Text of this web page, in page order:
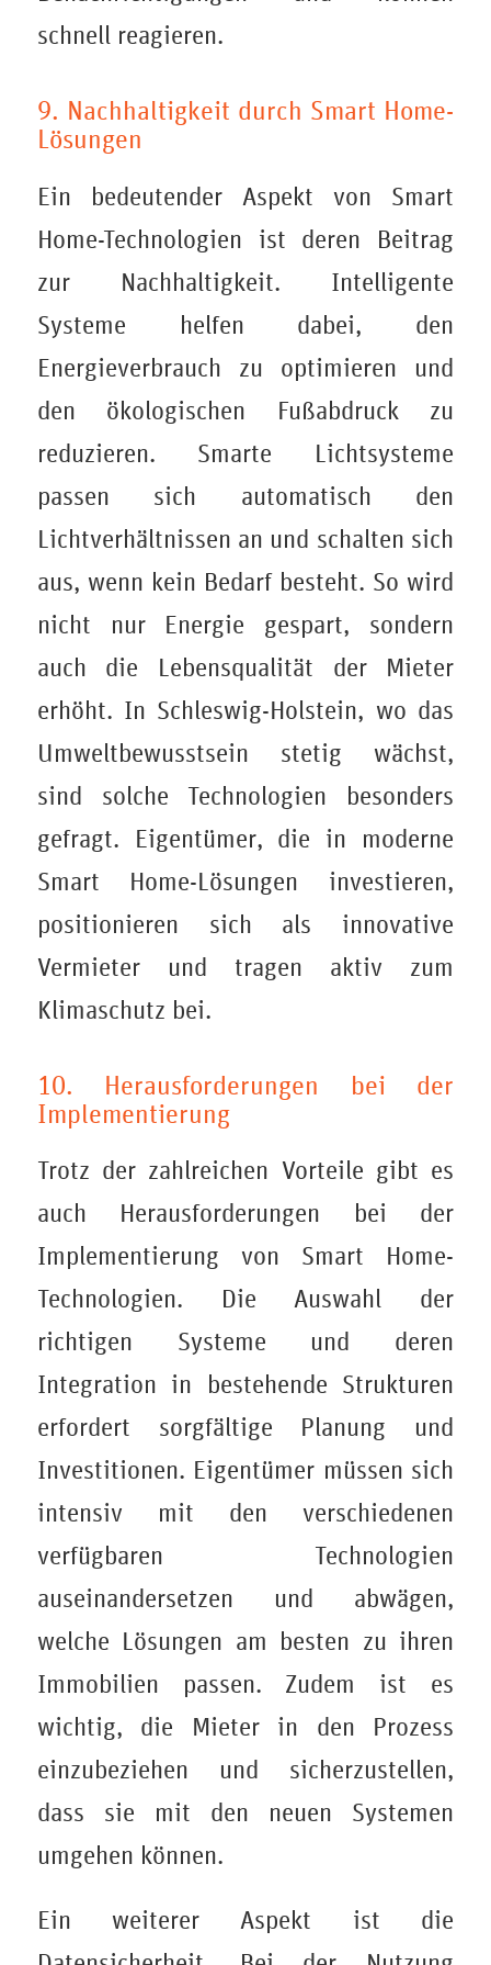
schnell reagieren.
9. Nachhaltigkeit durch Smart Home-
Lösungen
Ein bedeutender Aspekt von Smart
Home-Technologien ist deren Beitrag
zur Nachhaltigkeit. Intelligente
Systeme helfen dabei, den
Energieverbrauch zu optimieren und
den ökologischen Fußabdruck zu
reduzieren. Smarte Lichtsysteme
passen sich automatisch den
Lichtverhältnissen an und schalten sich
aus, wenn kein Bedarf besteht. So wird
nicht nur Energie gespart, sondern
auch die Lebensqualität der Mieter
erhöht. In Schleswig-Holstein, wo das
Umweltbewusstsein stetig wächst,
sind solche Technologien besonders
gefragt. Eigentümer, die in moderne
Smart Home-Lösungen investieren,
positionieren sich als innovative
Vermieter und tragen aktiv zum
Klimaschutz bei.
10. Herausforderungen bei der
Implementierung
Trotz der zahlreichen Vorteile gibt es
auch Herausforderungen bei der
Implementierung von Smart Home-
Technologien. Die Auswahl der
richtigen Systeme und deren
Integration in bestehende Strukturen
erfordert sorgfältige Planung und
Investitionen. Eigentümer müssen sich
intensiv mit den verschiedenen
verfügbaren Technologien
auseinandersetzen und abwägen,
welche Lösungen am besten zu ihren
Immobilien passen. Zudem ist es
wichtig, die Mieter in den Prozess
einzubeziehen und sicherzustellen,
dass sie mit den neuen Systemen
umgehen können.
Ein weiterer Aspekt ist die